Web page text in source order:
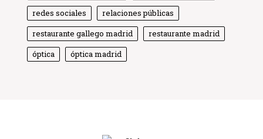
redes sociales
relaciones públicas
restaurante gallego madrid
restaurante madrid
óptica
óptica madrid
Solemos responder enseguida